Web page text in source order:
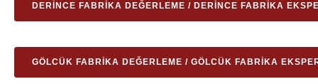
DERINCE FABRIKA DEĞERLEME / DERINCE FABRIKA
GÖLCÜK FABRIKA DEĞERLEME / GÖLCÜK FABRIKA